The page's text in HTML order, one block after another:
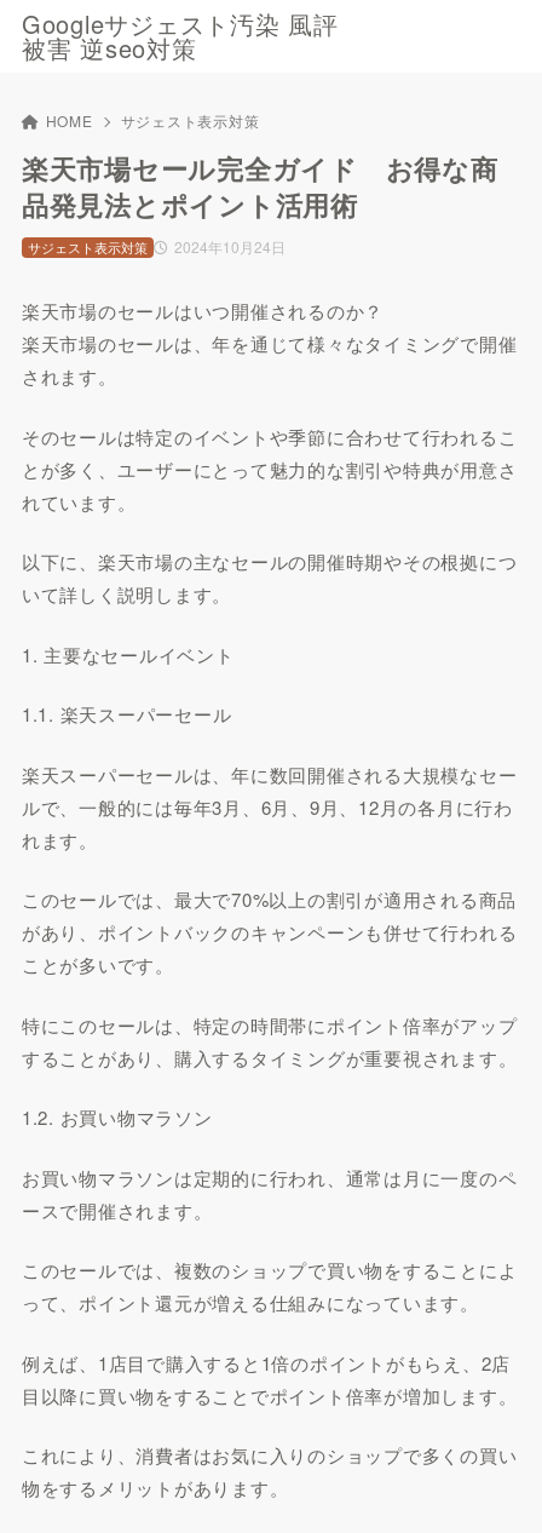
Googleサジェスト汚染 風評
被害 逆seo対策
HOME サジェスト表示対策
楽天市場セール完全ガイド お得な商
品発見法とポイント活用術
2024年10月24日
サジェスト表示対策
楽天市場のセールはいつ開催されるのか？
楽天市場のセールは、年を通じて様々なタイミングで開催
されます。
そのセールは特定のイベントや季節に合わせて行われるこ
とが多く、ユーザーにとって魅力的な割引や特典が用意さ
れています。
以下に、楽天市場の主なセールの開催時期やその根拠につ
いて詳しく説明します。
1. 主要なセールイベント
1.1. 楽天スーパーセール
楽天スーパーセールは、年に数回開催される大規模なセー
ルで、一般的には毎年3月、6月、9月、12月の各月に行わ
れます。
このセールでは、最大で70%以上の割引が適用される商品
があり、ポイントバックのキャンペーンも併せて行われる
ことが多いです。
特にこのセールは、特定の時間帯にポイント倍率がアップ
することがあり、購入するタイミングが重要視されます。
1.2. お買い物マラソン
お買い物マラソンは定期的に行われ、通常は月に一度のペ
ースで開催されます。
このセールでは、複数のショップで買い物をすることによ
って、ポイント還元が増える仕組みになっています。
例えば、1店目で購入すると1倍のポイントがもらえ、2店
目以降に買い物をすることでポイント倍率が増加します。
これにより、消費者はお気に入りのショップで多くの買い
物をするメリットがあります。